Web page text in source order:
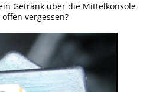
Getränk über die Mittelkonsole
vergessen?